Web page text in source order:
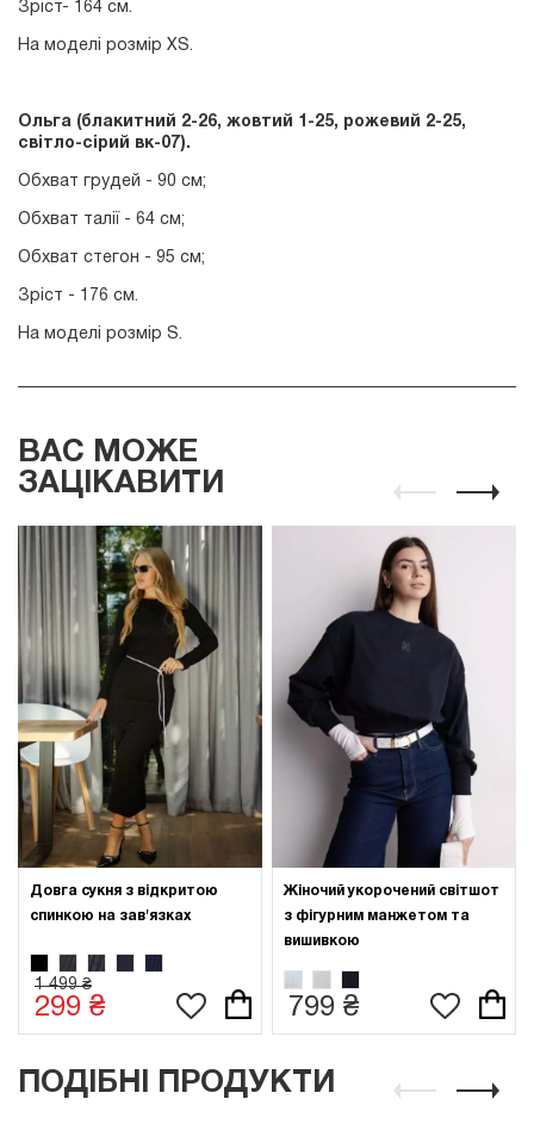
Зріст- 164 см.
На моделі розмір ХS.
Ольга (блакитний 2-26, жовтий 1-25, рожевий 2-25,
світло-сірий вк-07).
Обхват грудей - 90 см;
Обхват талії - 64 см;
Обхват стегон - 95 см;
Зріст - 176 см.
На моделі розмір S.
ВАС МОЖЕ
ЗАЦІКАВИТИ
Довга сукня з відкритою
спинкою на зав'язках
1 499 ₴
299 ₴
Жіночий укорочений світшот
з фігурним манжетом та
вишивкою
799 ₴
ПОДІБНІ ПРОДУКТИ